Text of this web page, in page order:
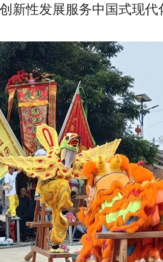
新性发展服务中国式现